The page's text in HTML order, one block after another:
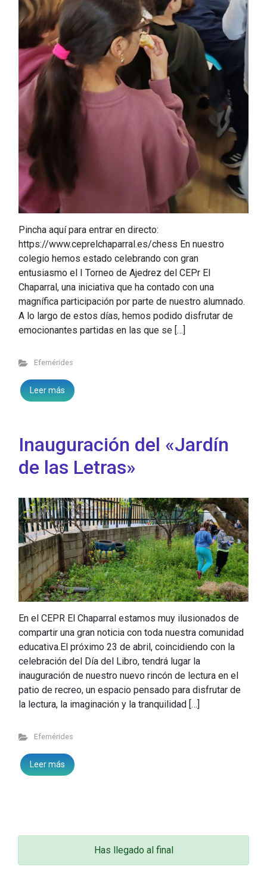
Pincha aquí para entrar en directo:
https://www.ceprelchaparral.es/chess En nuestro
colegio hemos estado celebrando con gran
entusiasmo el I Torneo de Ajedrez del CEPr El
Chaparral, una iniciativa que ha contado con una
magnífica participación por parte de nuestro alumnado.
A lo largo de estos días, hemos podido disfrutar de
emocionantes partidas en las que se […]
Efemérides
Leer más
Inauguración del «Jardín
de las Letras»
En el CEPR El Chaparral estamos muy ilusionados de
compartir una gran noticia con toda nuestra comunidad
educativa.El próximo 23 de abril, coincidiendo con la
celebración del Día del Libro, tendrá lugar la
inauguración de nuestro nuevo rincón de lectura en el
patio de recreo, un espacio pensado para disfrutar de
la lectura, la imaginación y la tranquilidad […]
Efemérides
Leer más
Has llegado al final